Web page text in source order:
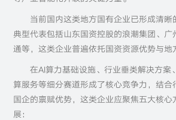
当前国内这类地方国有企业已形成清晰
典型代表包括山东国资控股的浪潮集团、广
通等，这类企业普遍依托国资资源优势与地
在AI算力基础设施、行业垂类解决方案
算服务等细分赛道形成了核心竞争力，结合
国企的禀赋优势，这类企业应聚焦五大核心
展：